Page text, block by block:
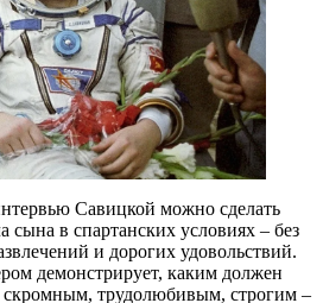
Савицкой можно сделать
сына в спартанских условиях – без
и дорогих удовольствий.
демонстрирует, каким должен
скромным, трудолюбивым, строгим –